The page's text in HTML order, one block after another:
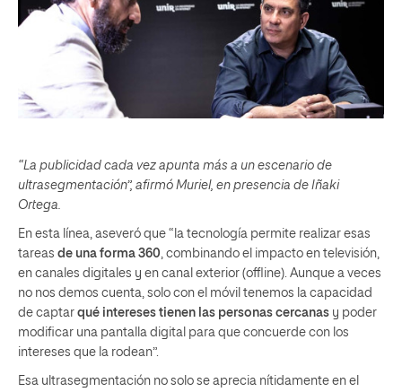
“La publicidad cada vez apunta más a un escenario de
ultrasegmentación”, afirmó Muriel, en presencia de Iñaki
Ortega.
En esta línea, aseveró que “la tecnología permite realizar esas
tareas de una forma 360, combinando el impacto en televisión,
en canales digitales y en canal exterior (offline). Aunque a veces
no nos demos cuenta, solo con el móvil tenemos la capacidad
de captar qué intereses tienen las personas cercanas y poder
modificar una pantalla digital para que concuerde con los
intereses que la rodean”.
Esa ultrasegmentación no solo se aprecia nítidamente en el